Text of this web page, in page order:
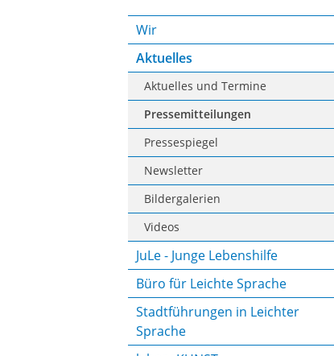
Wir
Aktuelles
Aktuelles und Termine
Pressemitteilungen
Pressespiegel
Newsletter
Bildergalerien
Videos
JuLe - Junge Lebenshilfe
Büro für Leichte Sprache
Stadtführungen in Leichter
Sprache